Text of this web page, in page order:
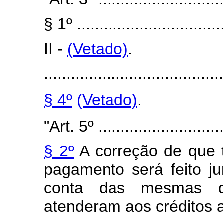
§ 1º
II - (Vetado).
§ 4º (Vetado).
"Art. 5º
§ 2ºA correção de que
pagamento será feito
conta das mesmas
atenderam aos créditos